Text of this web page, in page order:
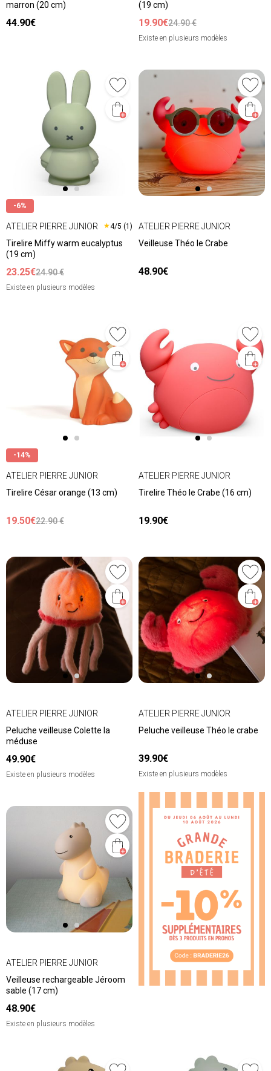
marron (20 cm)
44.90€
(19 cm)
19.90€24.90 €
Existe en plusieurs modèles
-6%
ATELIER PIERRE JUNIOR ★4/5 (1)
Tirelire Miffy warm eucalyptus
(19 cm)
23.25€24.90 €
Existe en plusieurs modèles
ATELIER PIERRE JUNIOR
Veilleuse Théo le Crabe
48.90€
-14%
ATELIER PIERRE JUNIOR
Tirelire César orange (13 cm)
19.50€22.90 €
ATELIER PIERRE JUNIOR
Tirelire Théo le Crabe (16 cm)
19.90€
ATELIER PIERRE JUNIOR
Peluche veilleuse Colette la
méduse
49.90€
Existe en plusieurs modèles
ATELIER PIERRE JUNIOR
Peluche veilleuse Théo le crabe
39.90€
Existe en plusieurs modèles
ATELIER PIERRE JUNIOR
Veilleuse rechargeable Jéroom
sable (17 cm)
48.90€
Existe en plusieurs modèles